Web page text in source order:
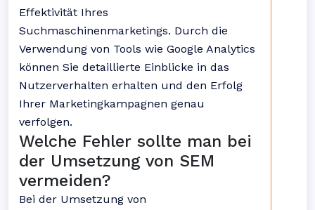
Effektivität Ihres
Suchmaschinenmarketings. Durch die
Verwendung von Tools wie Google Analytics
können Sie detaillierte Einblicke in das
Nutzerverhalten erhalten und den Erfolg
Ihrer Marketingkampagnen genau
verfolgen.
Welche Fehler sollte man bei
der Umsetzung von SEM
vermeiden?
Bei der Umsetzung von